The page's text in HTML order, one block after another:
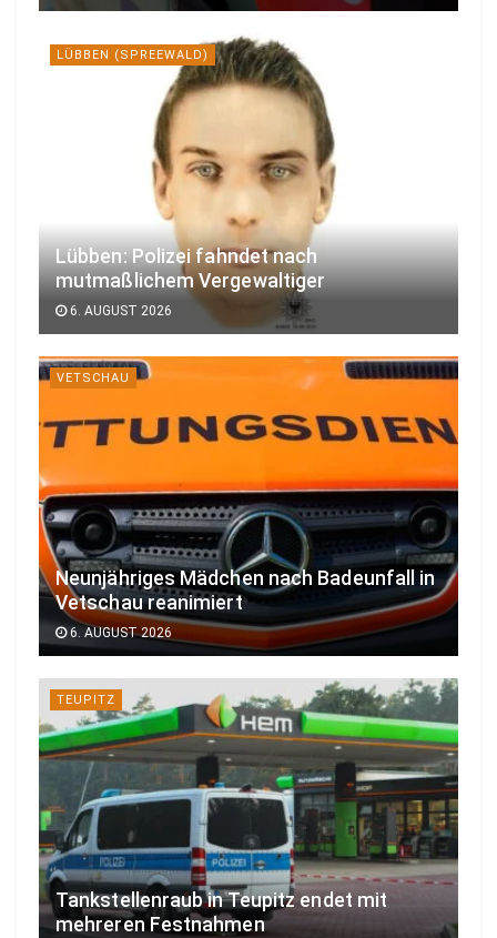
LÜBBEN (SPREEWALD)
Lübben: Polizei fahndet nach
mutmaßlichem Vergewaltiger
6. AUGUST 2026
VETSCHAU
Neunjähriges Mädchen nach Badeunfall in
Vetschau reanimiert
6. AUGUST 2026
TEUPITZ
Tankstellenraub in Teupitz endet mit
mehreren Festnahmen